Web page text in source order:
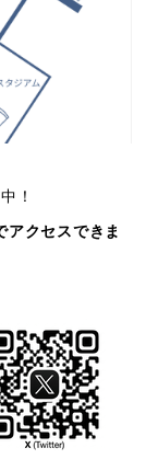
！
アクセスできま